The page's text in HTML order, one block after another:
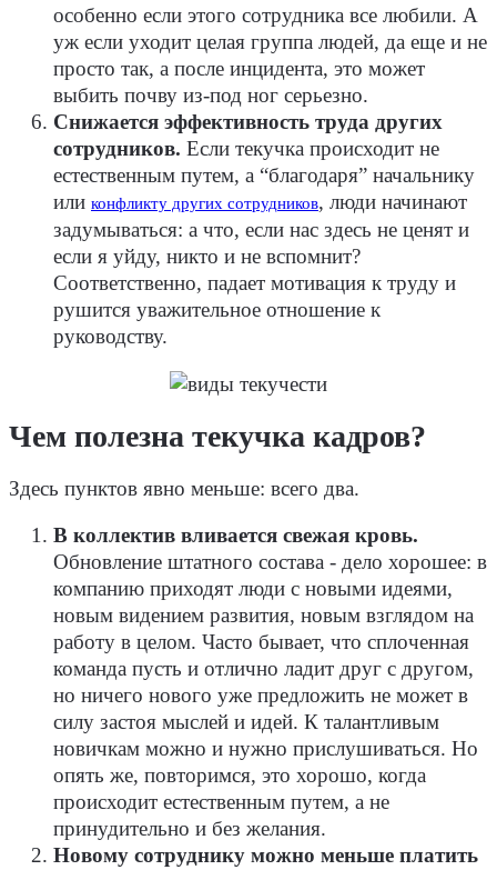
особенно если этого сотрудника все любили. А
уж если уходит целая группа людей, да еще и не
просто так, а после инцидента, это может
выбить почву из-под ног серьезно.
Снижается эффективность труда других
сотрудников. Если текучка происходит не
естественным путем, а “благодаря” начальнику
или конфликту других сотрудников, люди начинают
задумываться: а что, если нас здесь не ценят и
если я уйду, никто и не вспомнит?
Соответственно, падает мотивация к труду и
рушится уважительное отношение к
руководству.
Чем полезна текучка кадров?
Здесь пунктов явно меньше: всего два.
В коллектив вливается свежая кровь.
Обновление штатного состава - дело хорошее: в
компанию приходят люди с новыми идеями,
новым видением развития, новым взглядом на
работу в целом. Часто бывает, что сплоченная
команда пусть и отлично ладит друг с другом,
но ничего нового уже предложить не может в
силу застоя мыслей и идей. К талантливым
новичкам можно и нужно прислушиваться. Но
опять же, повторимся, это хорошо, когда
происходит естественным путем, а не
принудительно и без желания.
Новому сотруднику можно меньше платить